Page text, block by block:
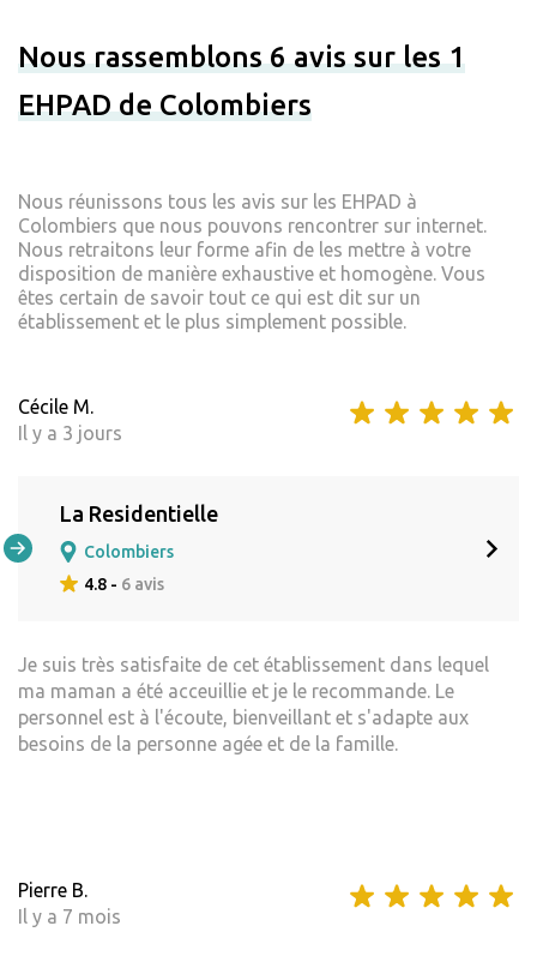
Nous rassemblons 6 avis sur les 1
EHPAD de Colombiers
Nous réunissons tous les avis sur les EHPAD à
Colombiers que nous pouvons rencontrer sur internet.
Nous retraitons leur forme afin de les mettre à votre
disposition de manière exhaustive et homogène. Vous
êtes certain de savoir tout ce qui est dit sur un
établissement et le plus simplement possible.
Cécile M.
Il y a 3 jours
La Residentielle
Colombiers
4.8 - 6 avis
Je suis très satisfaite de cet établissement dans lequel
ma maman a été acceuillie et je le recommande. Le
personnel est à l'écoute, bienveillant et s'adapte aux
besoins de la personne agée et de la famille.
Pierre B.
Il y a 7 mois